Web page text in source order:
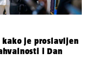
kako je proslavljen
i Dan